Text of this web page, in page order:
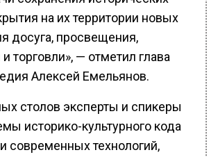
на их территории новых
досуга, просвещения,
торговли», — отметил глава
Алексей Емельянов.
столов эксперты и спикеры
историко-культурного кода
современных технологий,